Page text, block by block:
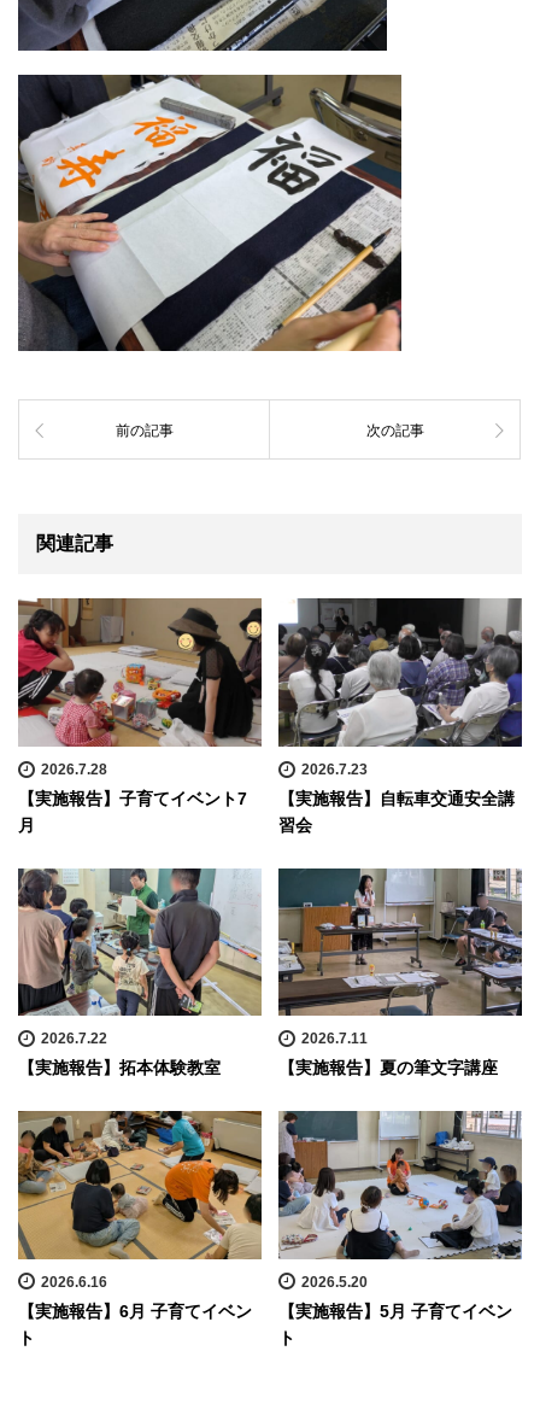
前の記事 次の記事
関連記事
2026.7.28
【実施報告】子育てイベント7
月
2026.7.23
【実施報告】自転車交通安全講
習会
2026.7.22
【実施報告】拓本体験教室
2026.7.11
【実施報告】夏の筆文字講座
2026.6.16
【実施報告】6月 子育てイベン
ト
2026.5.20
【実施報告】5月 子育てイベン
ト